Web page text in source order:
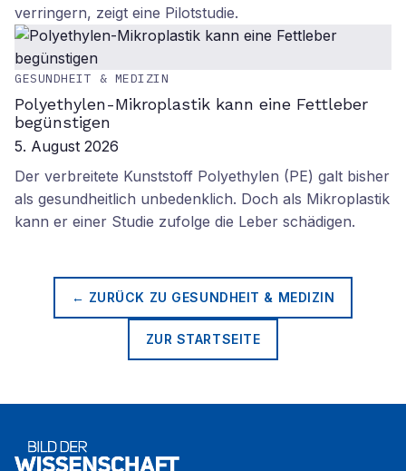
verringern, zeigt eine Pilotstudie.
GESUNDHEIT & MEDIZIN
Polyethylen-Mikroplastik kann eine Fettleber
begünstigen
5. August 2026
Der verbreitete Kunststoff Polyethylen (PE) galt bisher
als gesundheitlich unbedenklich. Doch als Mikroplastik
kann er einer Studie zufolge die Leber schädigen.
← ZURÜCK ZU GESUNDHEIT & MEDIZIN
ZUR STARTSEITE